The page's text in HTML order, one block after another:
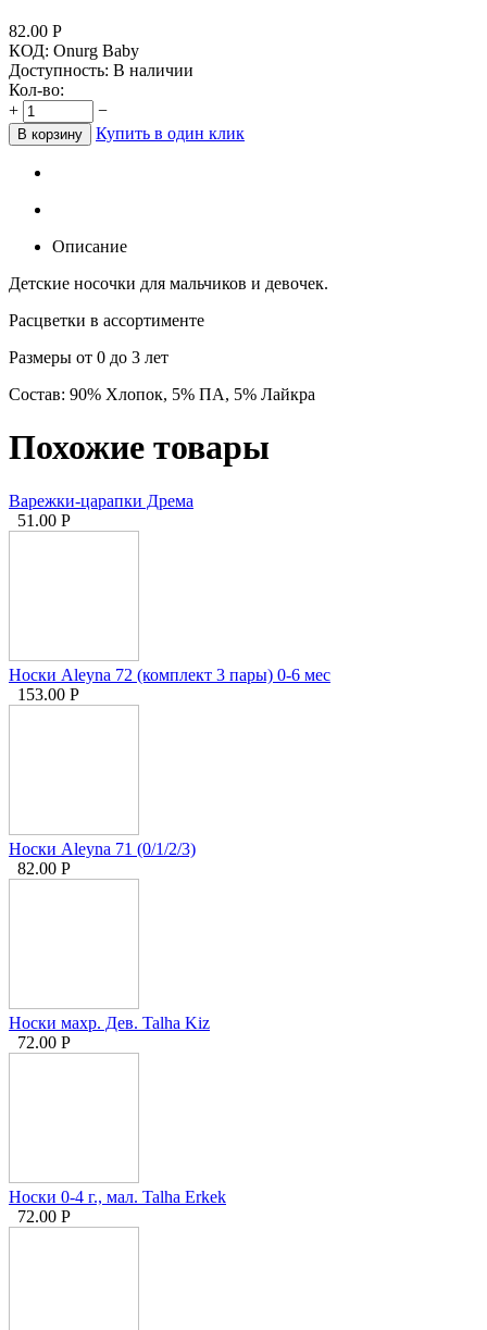
82.00 Р
КОД: Onurg Baby
Доступность: В наличии
Кол-во:
+
−
В корзину Купить в один клик
Описание
Детские носочки для мальчиков и девочек.
Расцветки в ассортименте
Размеры от 0 до 3 лет
Состав: 90% Хлопок, 5% ПА, 5% Лайкра
Похожие товары
Варежки-царапки Дрема
51.00 Р
Носки Aleyna 72 (комплект 3 пары) 0-6 мес
153.00 Р
Носки Aleyna 71 (0/1/2/3)
82.00 Р
Носки махр. Дев. Talha Kiz
72.00 Р
Носки 0-4 г., мал. Talha Erkek
72.00 Р